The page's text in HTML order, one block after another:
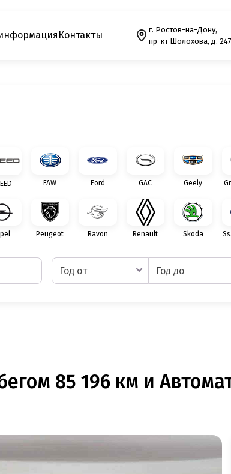
Контакты
г. Ростов-на-Дону,
пр-кт Шолохова, д. 247
FAW Ford GAC Geely
Peugeot Ravon Renault Skoda
Год от Год до
85 196 км и